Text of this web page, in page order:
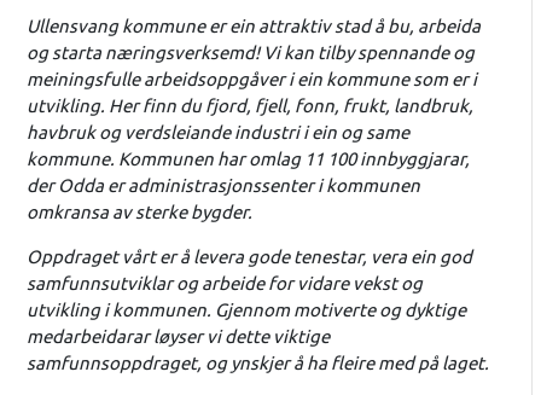
Ullensvang kommune er ein attraktiv stad å bu, arbeida
og starta næringsverksemd! Vi kan tilby spennande og
meiningsfulle arbeidsoppgåver i ein kommune som er i
utvikling. Her finn du fjord, fjell, fonn, frukt, landbruk,
havbruk og verdsleiande industri i ein og same
kommune. Kommunen har omlag 11 100 innbyggjarar,
der Odda er administrasjonssenter i kommunen
omkransa av sterke bygder.
Oppdraget vårt er å levera gode tenestar, vera ein god
samfunnsutviklar og arbeide for vidare vekst og
utvikling i kommunen. Gjennom motiverte og dyktige
medarbeidarar løyser vi dette viktige
samfunnsoppdraget, og ynskjer å ha fleire med på laget.